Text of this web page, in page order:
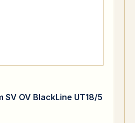
SV OV BlackLine UT18/5